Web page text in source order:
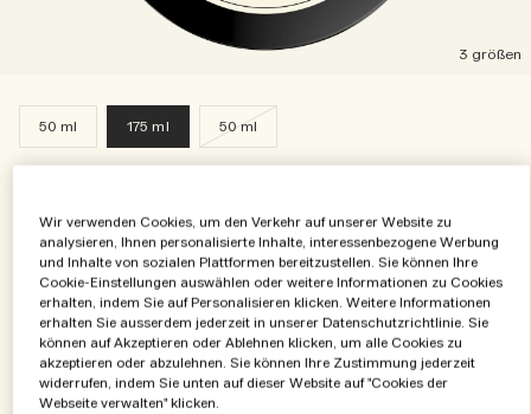
3 größen
50 ml 175 ml 50 ml
(0)
€91.00 | €0.52 /ml
Zum Warenkorb hinzufügen
Wir verwenden Cookies, um den Verkehr auf unserer Website zu
analysieren, Ihnen personalisierte Inhalte, interessenbezogene Werbung
und Inhalte von sozialen Plattformen bereitzustellen. Sie können Ihre
Cookie-Einstellungen auswählen oder weitere Informationen zu Cookies
erhalten, indem Sie auf Personalisieren klicken. Weitere Informationen
erhalten Sie ausserdem jederzeit in unserer Datenschutzrichtlinie. Sie
können auf Akzeptieren oder Ablehnen klicken, um alle Cookies zu
akzeptieren oder abzulehnen. Sie können Ihre Zustimmung jederzeit
widerrufen, indem Sie unten auf dieser Website auf "Cookies der
Webseite verwalten" klicken.